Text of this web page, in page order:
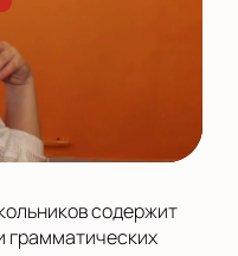
содержит
грамматических